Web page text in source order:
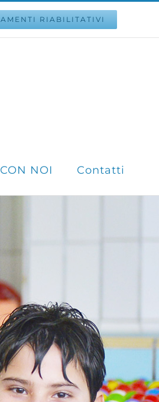
RIABILITATIVI
NOI Contatti